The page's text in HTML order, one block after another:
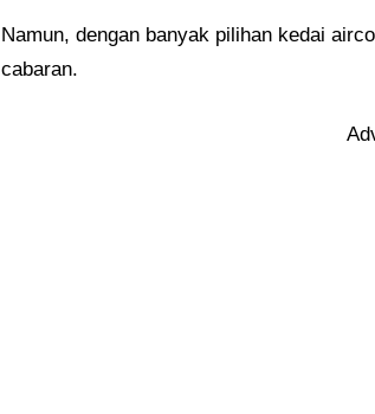
Namun, dengan banyak pilihan kedai
cabaran.